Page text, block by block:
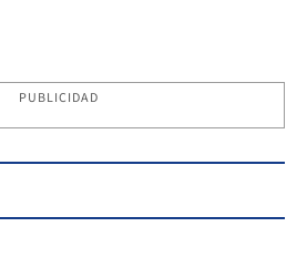
PUBLICIDAD